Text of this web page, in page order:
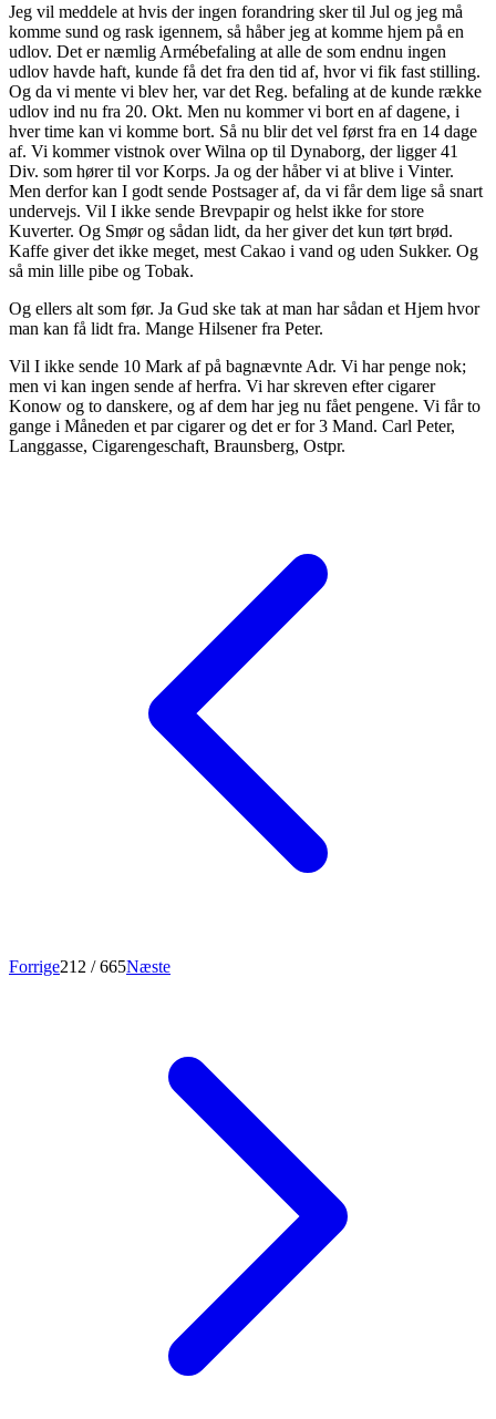
Jeg vil meddele at hvis der ingen forandring sker til Jul og jeg må
komme sund og rask igennem, så håber jeg at komme hjem på en
udlov. Det er næmlig Armébefaling at alle de som endnu ingen
udlov havde haft, kunde få det fra den tid af, hvor vi fik fast stilling.
Og da vi mente vi blev her, var det Reg. befaling at de kunde række
udlov ind nu fra 20. Okt. Men nu kommer vi bort en af dagene, i
hver time kan vi komme bort. Så nu blir det vel først fra en 14 dage
af. Vi kommer vistnok over Wilna op til Dynaborg, der ligger 41
Div. som hører til vor Korps. Ja og der håber vi at blive i Vinter.
Men derfor kan I godt sende Postsager af, da vi får dem lige så snart
undervejs. Vil I ikke sende Brevpapir og helst ikke for store
Kuverter. Og Smør og sådan lidt, da her giver det kun tørt brød.
Kaffe giver det ikke meget, mest Cakao i vand og uden Sukker. Og
så min lille pibe og Tobak.
Og ellers alt som før. Ja Gud ske tak at man har sådan et Hjem hvor
man kan få lidt fra. Mange Hilsener fra Peter.
Vil I ikke sende 10 Mark af på bagnævnte Adr. Vi har penge nok;
men vi kan ingen sende af herfra. Vi har skreven efter cigarer
Konow og to danskere, og af dem har jeg nu fået pengene. Vi får to
gange i Måneden et par cigarer og det er for 3 Mand. Carl Peter,
Langgasse, Cigarengeschaft, Braunsberg, Ostpr.
Forrige212 / 665Næste